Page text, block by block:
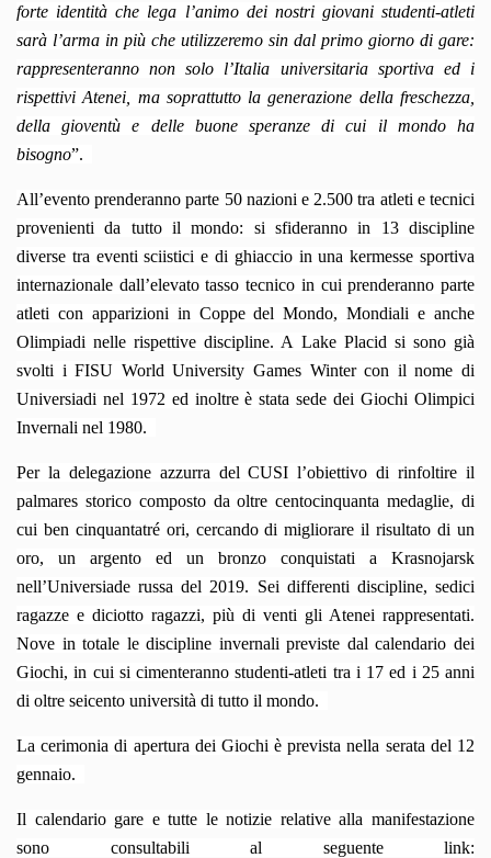
forte identità che lega l’animo dei nostri giovani studenti-atleti
sarà l’arma in più che utilizzeremo sin dal primo giorno di gare:
rappresenteranno non solo l’Italia universitaria sportiva ed i
rispettivi Atenei, ma soprattutto la generazione della freschezza,
della gioventù e delle buone speranze di cui il mondo ha
bisogno”.
All’evento prenderanno parte 50 nazioni e 2.500 tra atleti e tecnici
provenienti da tutto il mondo: si sfideranno in 13 discipline
diverse tra eventi sciistici e di ghiaccio in una kermesse sportiva
internazionale dall’elevato tasso tecnico in cui prenderanno parte
atleti con apparizioni in Coppe del Mondo, Mondiali e anche
Olimpiadi nelle rispettive discipline. A Lake Placid si sono già
svolti i FISU World University Games Winter con il nome di
Universiadi nel 1972 ed inoltre è stata sede dei Giochi Olimpici
Invernali nel 1980.
Per la delegazione azzurra del CUSI l’obiettivo di rinfoltire il
palmares storico composto da oltre centocinquanta medaglie, di
cui ben cinquantatré ori, cercando di migliorare il risultato di un
oro, un argento ed un bronzo conquistati a Krasnojarsk
nell’Universiade russa del 2019. Sei differenti discipline, sedici
ragazze e diciotto ragazzi, più di venti gli Atenei rappresentati.
Nove in totale le discipline invernali previste dal calendario dei
Giochi, in cui si cimenteranno studenti-atleti tra i 17 ed i 25 anni
di oltre seicento università di tutto il mondo.
La cerimonia di apertura dei Giochi è prevista nella serata del 12
gennaio.
Il calendario gare e tutte le notizie relative alla manifestazione
sono consultabili al seguente link: